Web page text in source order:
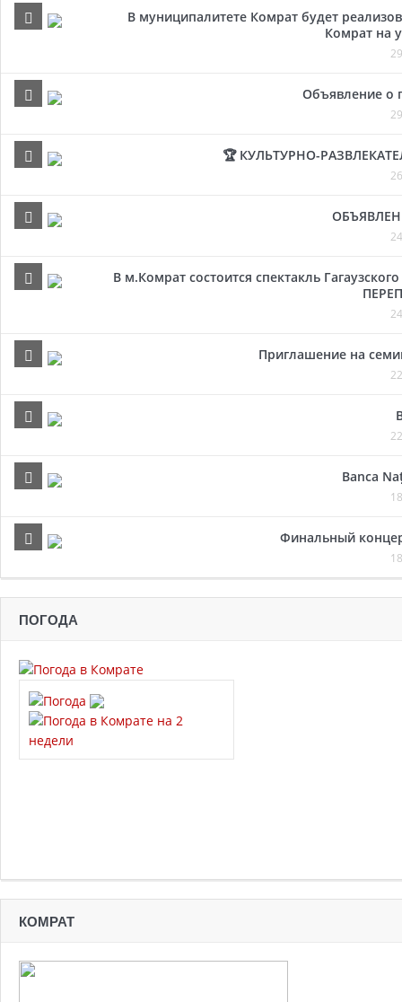
В муниципалитете Комрат будет
Комрат на
Объявление о
🏆 КУЛЬТУРНО-
В м.Комрат состоится спектакль
Приглашение на
Banca
Финальный
ПОГОДА
КОМРАТ